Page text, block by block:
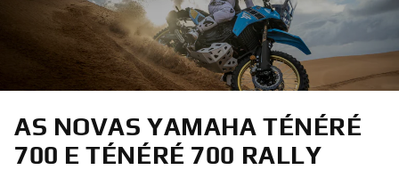
AS NOVAS YAMAHA TÉNÉRÉ
700 E TÉNÉRÉ 700 RALLY